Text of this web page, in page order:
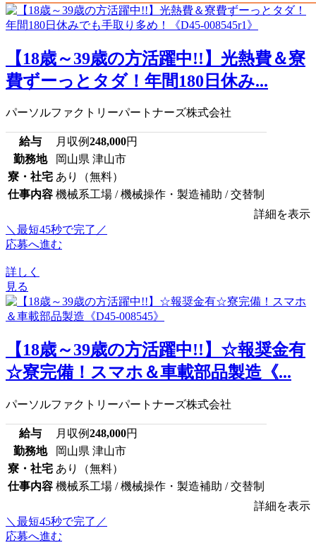
【18歳～39歳の方活躍中!!】光熱費＆寮
費ずーっとタダ！年間180日休み...
パーソルファクトリーパートナーズ株式会社
給与 月収例248,000円
勤務地
岡山県 津山市
寮・社宅 あり（無料）
仕事内容 機械系工場 / 機械操作・製造補助 / 交替制
詳細を表示
＼最短45秒で完了／
応募へ進む
詳しく
見る
【18歳～39歳の方活躍中!!】☆報奨金有
☆寮完備！スマホ＆車載部品製造《...
パーソルファクトリーパートナーズ株式会社
給与 月収例248,000円
勤務地
岡山県 津山市
寮・社宅 あり（無料）
仕事内容 機械系工場 / 機械操作・製造補助 / 交替制
詳細を表示
＼最短45秒で完了／
応募へ進む